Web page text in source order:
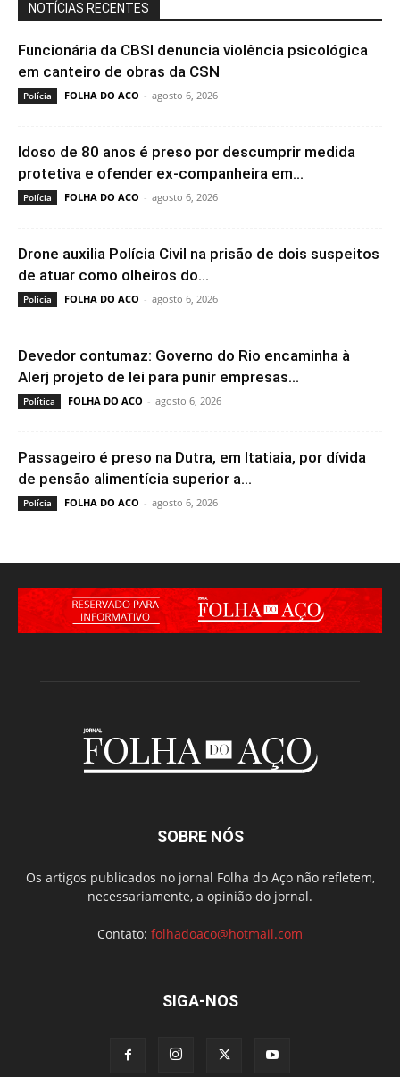
NOTÍCIAS RECENTES
Funcionária da CBSI denuncia violência psicológica
em canteiro de obras da CSN
Polícia FOLHA DO ACO - agosto 6, 2026
Idoso de 80 anos é preso por descumprir medida
protetiva e ofender ex-companheira em...
Polícia FOLHA DO ACO - agosto 6, 2026
Drone auxilia Polícia Civil na prisão de dois suspeitos
de atuar como olheiros do...
Polícia FOLHA DO ACO - agosto 6, 2026
Devedor contumaz: Governo do Rio encaminha à
Alerj projeto de lei para punir empresas...
Política FOLHA DO ACO - agosto 6, 2026
Passageiro é preso na Dutra, em Itatiaia, por dívida
de pensão alimentícia superior a...
Polícia FOLHA DO ACO - agosto 6, 2026
SOBRE NÓS
Os artigos publicados no jornal Folha do Aço não refletem,
necessariamente, a opinião do jornal.
Contato: folhadoaco@hotmail.com
SIGA-NOS